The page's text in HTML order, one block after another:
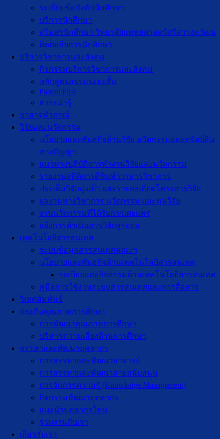
ระเบียบข้อบังคับนักศึกษา
บริการนักศึกษา
สโมสรนักศึกษา วิทยาลัยแพทยศาสตร์ศรีสวางควัฒน
ติดต่อกิจการนักศึกษา
บริการวิชาการและสังคม
กิจกรรมบริการวิชาการและสังคม
หลักสูตรอบรมระยะสั้น
Patient First
สาระน่ารู้
อาสาจุฬาภรณ์
วิจัยและนวัตกรรม
นโยบายและพันธกิจด้านวิจัย นวัตกรรมและทรัพย์สิน
ทางปัญญา
แนวทางปฏิบัติการทำงานวิจัยและนวัตกรรม
รายงานสถิติการตีพิมพ์วารสารวิชาการ
ประเด็นวิจัยมุ่งเป้า และรายละเอียดโครงการวิจัย
ผลงานทางวิชาการ นวัตกรรม และทุนวิจัย
งานนวัตกรรมที่ได้รับการเผยแพร่
แจ้งการดำเนินการวิจัยสู่ระบบ
เทคโนโลยีสารสนเทศ
ระบบข้อมูลสารสนเทศคณะฯ
นโยบายและพันธกิจด้านเทคโนโลยีสารสนเทศ
ระเบียบและกิจกรรมด้านเทคโนโลยีสารสนเทศ
คู่มือการใช้งานระบบสารสนเทศและการสื่อสาร
วิเทศสัมพันธ์
ประกันคุณภาพการศึกษา
การพัฒนาคุณภาพการศึกษา
บริหารความเสี่ยงด้านการศึกษา
สรรหาและพัฒนาบุคลากร
การสรรหาและพัฒนาอาจารย์
การสรรหาและพัฒนาสายสนับสนุน
การจัดการความรู้ (Knowledge Management)
กิจกรรมพัฒนาบุคลากร
แนะนำบุคลากรใหม่
ร่วมงานกับเรา
เกี่ยวกับเรา